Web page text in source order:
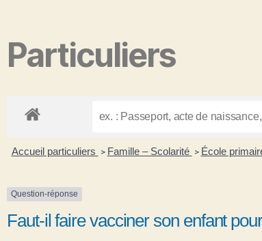
Particuliers
Accueil particuliers > Famille – Scolarité > École
Question-réponse
Faut-il faire vacciner son enfant